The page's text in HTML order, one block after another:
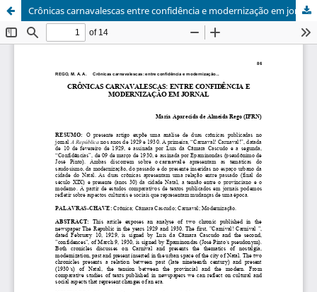
Crônicas carnavalescas entre confidência e modernização em jornal